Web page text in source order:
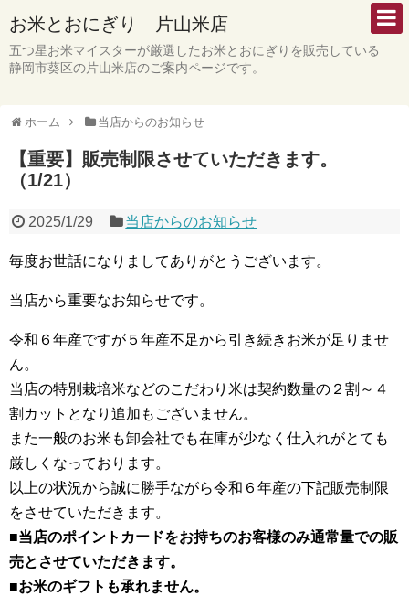
お米とおにぎり 片山米店
五つ星お米マイスターが厳選したお米とおにぎりを販売している
静岡市葵区の片山米店のご案内ページです。
ホーム 当店からのお知らせ
【重要】販売制限させていただきます。
（1/21）
2025/1/29 当店からのお知らせ
毎度お世話になりましてありがとうございます。
当店から重要なお知らせです。
令和６年産ですが５年産不足から引き続きお米が足りませ
ん。
当店の特別栽培米などのこだわり米は契約数量の２割～４
割カットとなり追加もございません。
また一般のお米も卸会社でも在庫が少なく仕入れがとても
厳しくなっております。
以上の状況から誠に勝手ながら令和６年産の下記販売制限
をさせていただきます。
■当店のポイントカードをお持ちのお客様のみ通常量での販
売とさせていただきます。
■お米のギフトも承れません。